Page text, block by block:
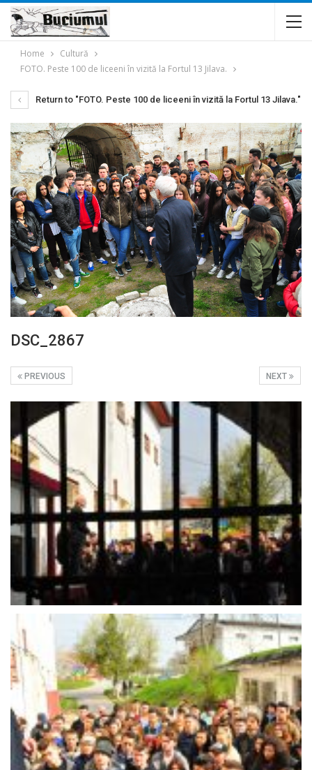
Home
Cultură
FOTO. Peste 100 de liceeni în vizită la Fortul 13 Jilava.
Return to "FOTO. Peste 100 de liceeni în vizită la Fortul 13 Jilava."
DSC_2867
NEXT
PREVIOUS